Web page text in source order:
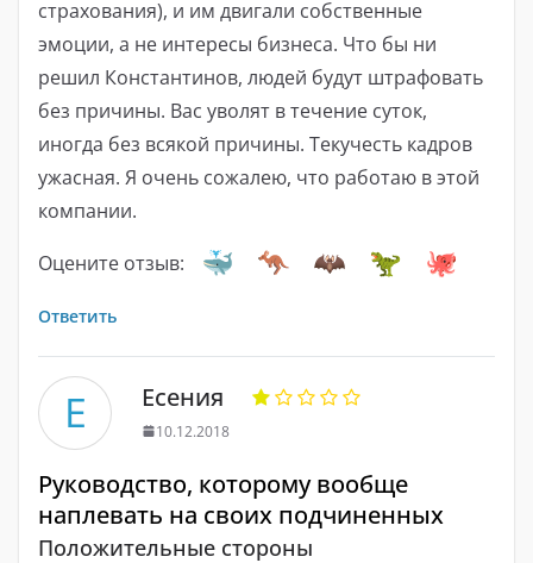
страхования), и им двигали собственные
эмоции, а не интересы бизнеса. Что бы ни
решил Константинов, людей будут штрафовать
без причины. Вас уволят в течение суток,
иногда без всякой причины. Текучесть кадров
ужасная. Я очень сожалею, что работаю в этой
компании.
Оцените отзыв:
Ответить
Е Есения
10.12.2018
Руководство, которому вообще
наплевать на своих подчиненных
Положительные стороны